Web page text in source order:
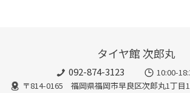
タイヤ館 次郎丸
092-874-3123
10:00-
〒814-0165 福岡県福岡市早良区次郎丸1丁目